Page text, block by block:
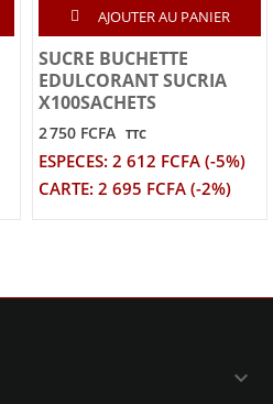
AJOUTER AU PANIER
SUCRE BUCHETTE
EDULCORANT SUCRIA
X100SACHETS
2 750 FCFA TTC
ESPECES: 2 612 FCFA (-5%)
CARTE: 2 695 FCFA (-2%)
